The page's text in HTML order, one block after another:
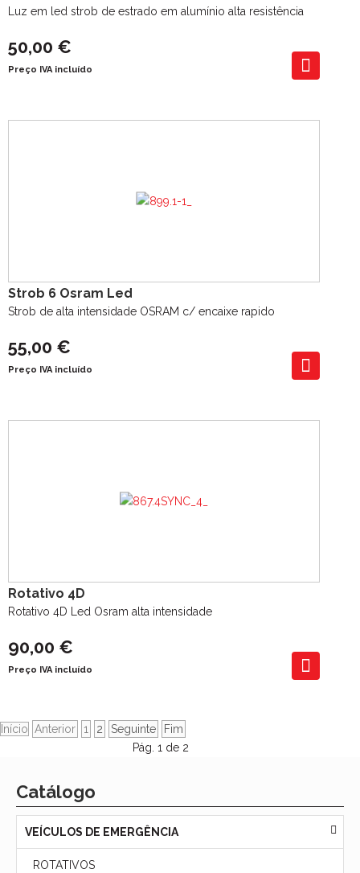
Luz em led strob de estrado em alumínio alta resistência
50,00 €
Preço IVA incluído
Strob 6 Osram Led
Strob de alta intensidade OSRAM c/ encaixe rapido
55,00 €
Preço IVA incluído
Rotativo 4D
Rotativo 4D Led Osram alta intensidade
90,00 €
Preço IVA incluído
Início Anterior 1 2 Seguinte
Fim
Pág. 1 de 2
Catálogo
VEÍCULOS DE EMERGÊNCIA
ROTATIVOS